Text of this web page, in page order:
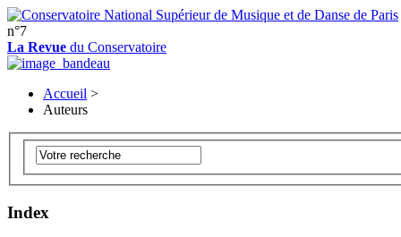
n°7
La Revue du Conservatoire
Accueil >
Auteurs
Index